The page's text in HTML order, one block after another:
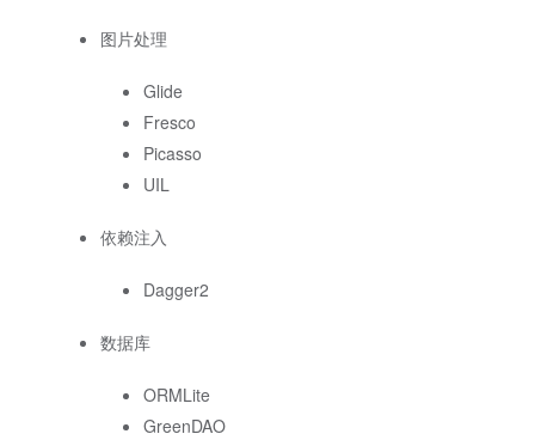
图片处理
Glide
Fresco
Picasso
UIL
依赖注入
Dagger2
数据库
ORMLite
GreenDAO